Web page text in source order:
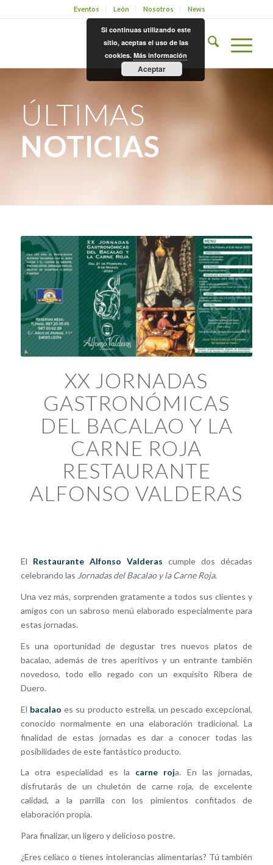
Eventos León Nosotros News
ÚLTIMAS
NOTICIAS
XX JORNADAS
GASTRONÓMICAS
DEL BACALAO Y LA
CARNE ROJA
RESTAURANTE
ALFONSO VALDERAS
El Restaurante Alfonso Valderas cumple dos décadas
celebrando las Jornadas del Bacalao y la Carne Roja.
Una vez más, sorprenden gratamente a todos sus clientes y
amigos con un sabroso menú elaborado especialmente para
estas jornadas.
Es una oportunidad de degustar tres nuevos platos de
bacalao, además de tres aperitivos y un entrante también
novedoso, todo ello regado con un exquisito Ribera de
Duero.
El bacalao es su producto estrella, un pescado excepcional,
conocido normalmente en una elaboración tradicional. La
finalidad de estas jornadas es dar a conocer todas las
posibilidades de este fantástico producto.
La otra especialidad es la carne roja. En las jornadas,
disfrutarás de un chuletón de carne roja, de excelente
calidad, a la parrilla con los pimientos confitados de
elaboración propia.
Para finalizar, un ligero y delicioso postre.
¿Eres celiaco o tienes intolerancias alimentarias? Tú también
Si continuas utilizando este
sitio, aceptas el uso de las
cookies. Más información
Aceptar